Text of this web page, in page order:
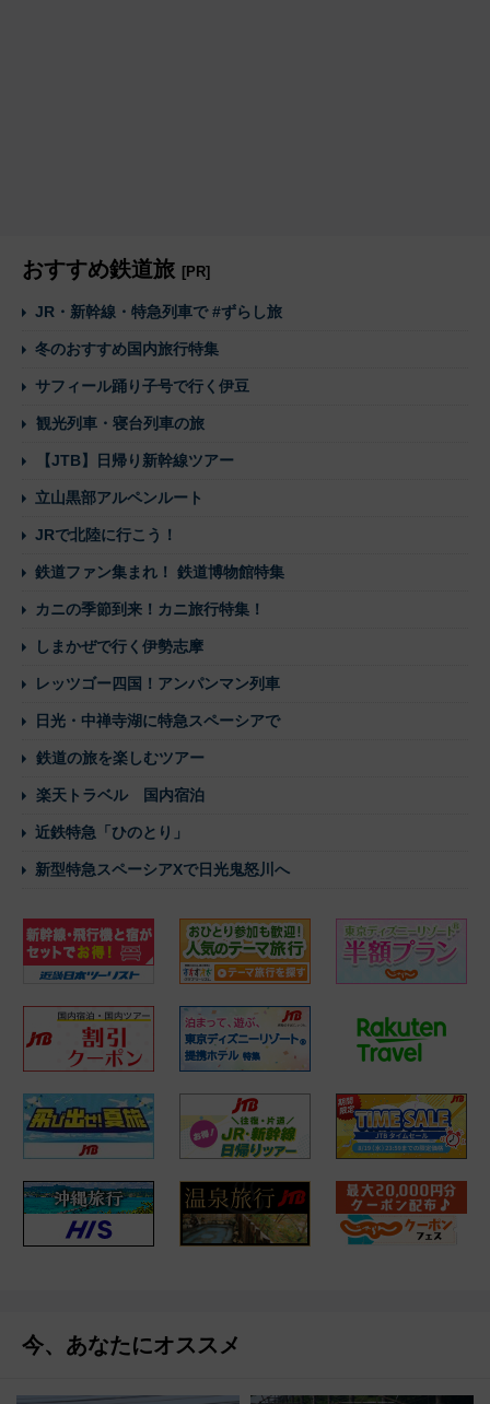
おすすめ鉄道旅 [PR]
JR・新幹線・特急列車で #ずらし旅
冬のおすすめ国内旅行特集
サフィール踊り子号で行く伊豆
観光列車・寝台列車の旅
【JTB】日帰り新幹線ツアー
立山黒部アルペンルート
JRで北陸に行こう！
鉄道ファン集まれ！ 鉄道博物館特集
カニの季節到来！カニ旅行特集！
しまかぜで行く伊勢志摩
レッツゴー四国！アンパンマン列車
日光・中禅寺湖に特急スペーシアで
鉄道の旅を楽しむツアー
楽天トラベル 国内宿泊
近鉄特急「ひのとり」
新型特急スペーシアXで日光鬼怒川へ
今、あなたにオススメ